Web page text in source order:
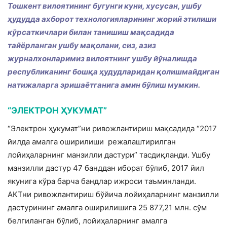
Тошкент вилоятининг бугунги куни, хусусан, ушбу
ҳудудда ахборот технологияларининг жорий этилиши
кўрсаткичлари билан танишиш мақсадида
тайёрланган ушбу мақолани, сиз, азиз
журналхонларимиз вилоятнинг ушбу йўналишда
республиканинг бошқа ҳудудларидан қолишмайдиган
натижаларга эришаётганига амин бўлиш мумкин.
“ЭЛЕКТРОН ҲУКУМАТ”
“Электрон ҳукумат”ни ривожлантириш мақсадида “2017
йилда амалга оширилиши режалаштирилган
лойиҳаларнинг манзилли дастури” тасдиқланди. Ушбу
манзилли дастур 47 банддан иборат бўлиб, 2017 йил
якунига кўра барча бандлар ижроси таъминланди.
АКТни ривожлантириш бўйича лойиҳаларнинг манзилли
дастурининг амалга оширилишига 25 877,21 млн. сўм
белгиланган бўлиб, лойиҳаларнинг амалга